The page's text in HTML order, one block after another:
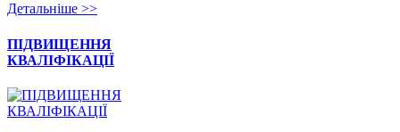
Детальнiше >>
ПІДВИЩЕННЯ
КВАЛІФІКАЦІЇ